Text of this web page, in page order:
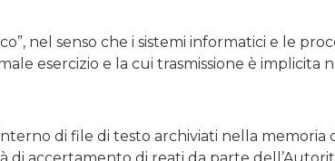
nel senso che i sistemi informatici e le
esercizio e la cui trasmissione è
di file di testo archiviati nella